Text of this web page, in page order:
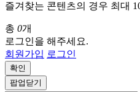
즐겨찾는 콘텐츠의 경우 최대
총 0개
로그인을 해주세요.
회원가입 로그인
확인
팝업닫기